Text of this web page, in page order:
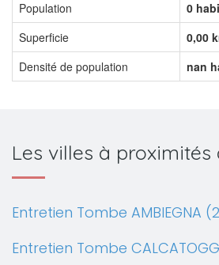
Population
0
Superficie
0,00
Densité de population
nan
Les villes à proximités
Entretien Tombe AMBIEGNA
Entretien Tombe